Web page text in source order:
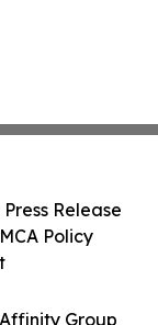
Group
Release
Policy